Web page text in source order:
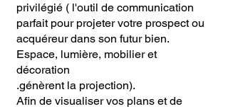
privilégié ( l'outil de communication
parfait pour projeter votre prospect ou
acquéreur dans son futur bien.
Espace, lumière, mobilier et
décoration
.génèrent la projection).
Afin de visualiser vos plans et de